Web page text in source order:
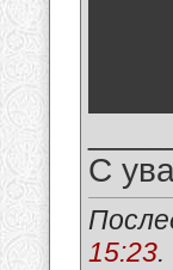
С
15:23.